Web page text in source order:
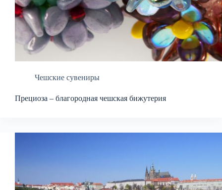
Чешские сувениры
Прециоза – благородная чешская бижутерия